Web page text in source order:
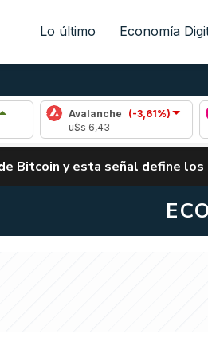
Lo último Economía
Avalanche (-3,61%)
Bitcoin y esta señal define